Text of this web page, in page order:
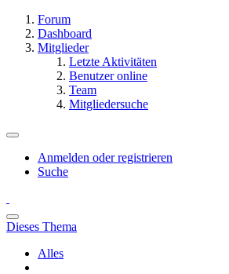
Forum
Dashboard
Mitglieder
Letzte Aktivitäten
Benutzer online
Team
Mitgliedersuche
Anmelden oder registrieren
Suche
Dieses Thema
Alles